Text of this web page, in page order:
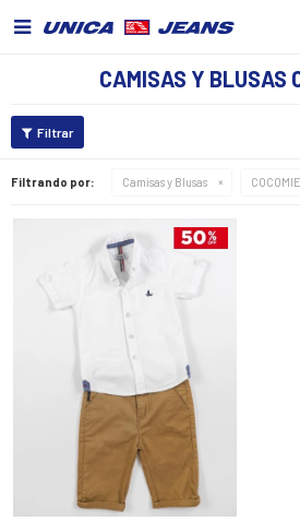

CAMISAS Y BLUSAS
Filtrando por: Camisas y Blusas